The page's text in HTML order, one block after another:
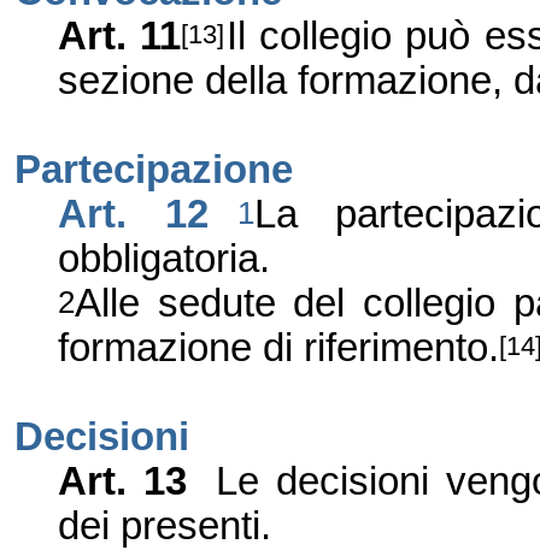
Art. 11[13] Il collegio può
sezione della formazione,
Partecipazione
Art. 12
1La
obbligatoria.
2Alle sedute del collegio
formazione di riferimento.
Decisioni
Art. 13
Le decisioni
dei presenti.